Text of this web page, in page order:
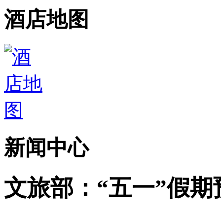
酒店地图
新闻中心
文旅部：“五一”假